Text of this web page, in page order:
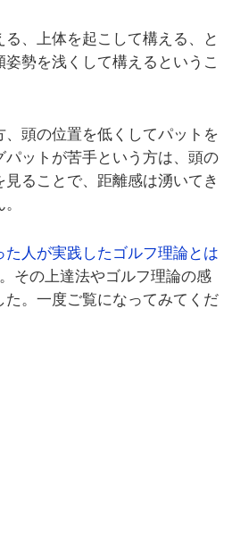
、上体を起こして構える、と
勢を浅くして構えるというこ
、頭の位置を低くしてパットを
ットが苦手という方は、頭の
ることで、距離感は湧いてき
た人が実践したゴルフ理論とは
その上達法やゴルフ理論の感
。一度ご覧になってみてくだ